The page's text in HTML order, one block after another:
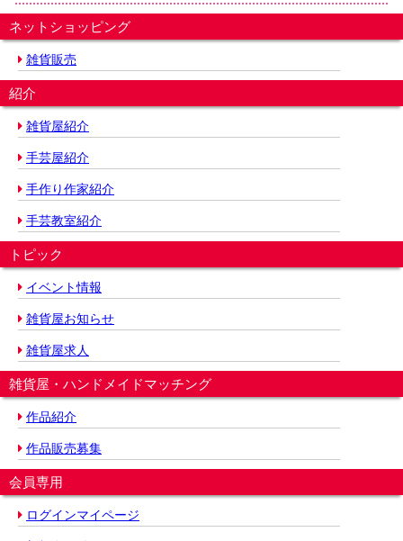
ネットショッピング
雑貨販売
紹介
雑貨屋紹介
手芸屋紹介
手作り作家紹介
手芸教室紹介
トピック
イベント情報
雑貨屋お知らせ
雑貨屋求人
雑貨屋・ハンドメイドマッチング
作品紹介
作品販売募集
会員専用
ログインマイページ